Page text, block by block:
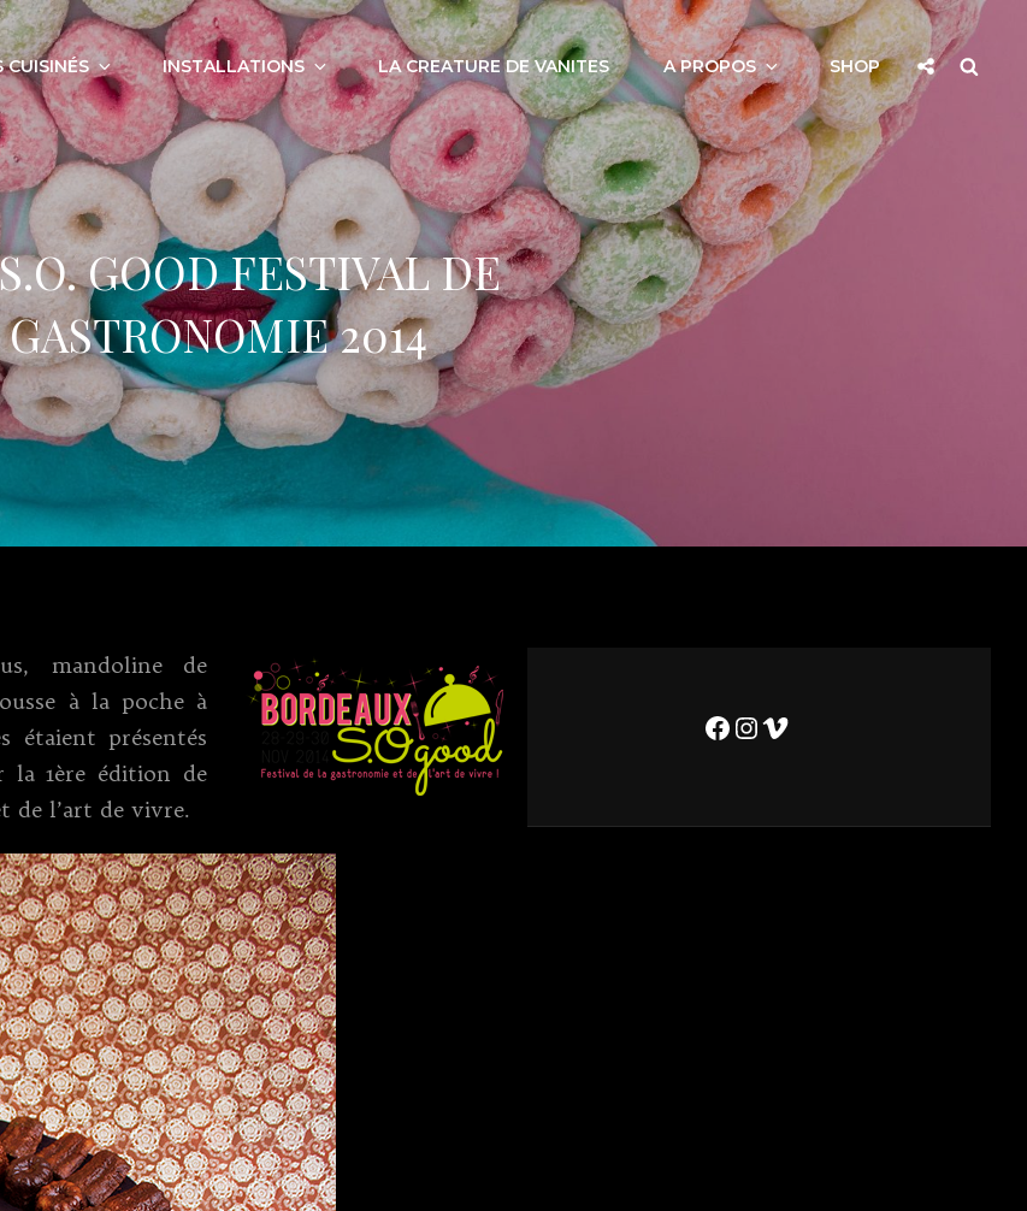
CUISINÉS INSTALLATIONS LA CREATURE DE VANITES A PROPOS SHOP
Social
GOOD FESTIVAL DE
GASTRONOMIE 2014
mandoline de
à la poche à
étaient présentés
la 1ère édition de
de l’art de vivre.
Facebook
Instagram
Vimeo